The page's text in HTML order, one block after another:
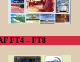
FT4 – FT8